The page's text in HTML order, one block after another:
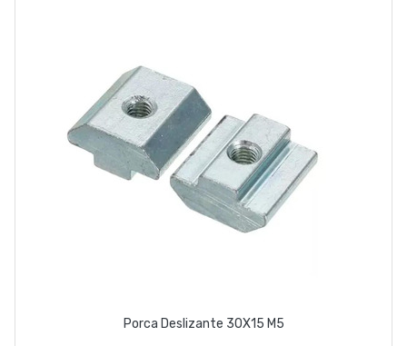
Porca Deslizante 30X15 M5